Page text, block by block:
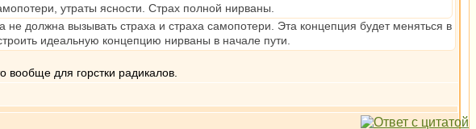
утраты ясности. Страх полной нирваны.
должна вызывать страха и страха самопотери. Эта концепция будет меняться в
идеальную концепцию нирваны в начале пути.
вообще для горстки радикалов.